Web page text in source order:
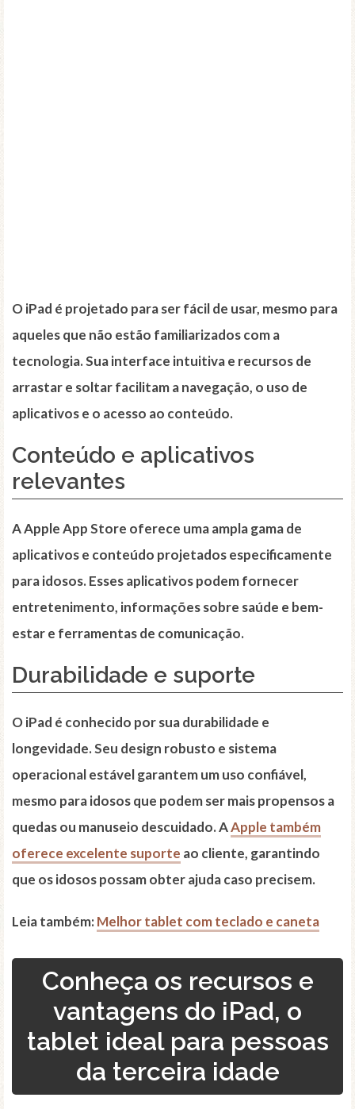
O iPad é projetado para ser fácil de usar, mesmo para
aqueles que não estão familiarizados com a
tecnologia. Sua interface intuitiva e recursos de
arrastar e soltar facilitam a navegação, o uso de
aplicativos e o acesso ao conteúdo.
Conteúdo e aplicativos
relevantes
A Apple App Store oferece uma ampla gama de
aplicativos e conteúdo projetados especificamente
para idosos. Esses aplicativos podem fornecer
entretenimento, informações sobre saúde e bem-
estar e ferramentas de comunicação.
Durabilidade e suporte
O iPad é conhecido por sua durabilidade e
longevidade. Seu design robusto e sistema
operacional estável garantem um uso confiável,
mesmo para idosos que podem ser mais propensos a
quedas ou manuseio descuidado. AApple também
oferece excelente suporte ao cliente, garantindo
que os idosos possam obter ajuda caso precisem.
Leia também:Melhor tablet com teclado e caneta
Conheça os recursos e
vantagens do iPad, o
tablet ideal para pessoas
da terceira idade